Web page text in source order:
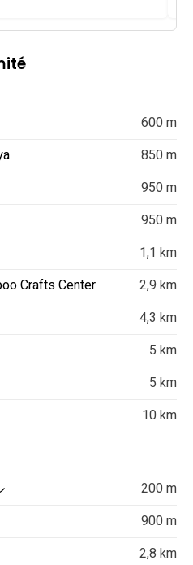
600 m
850 m
950 m
950 m
1,1 km
Crafts Center
2,9 km
4,3 km
5 km
5 km
10 km
200 m
900 m
2,8 km